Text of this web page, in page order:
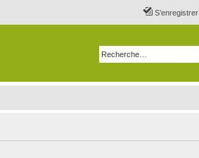
S’enregistrer